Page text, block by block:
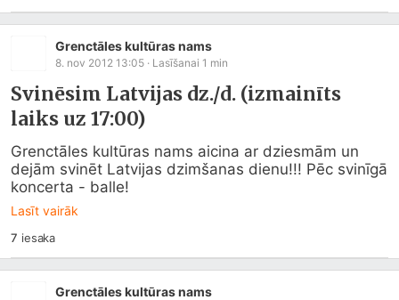
Grenctāles kultūras nams
8. nov 2012 13:05 · Lasīšanai 1 min
Svinēsim Latvijas dz./d. (izmainīts
laiks uz 17:00)
Grenctāles kultūras nams aicina ar dziesmām un
dejām svinēt Latvijas dzimšanas dienu!!! Pēc svinīgā
koncerta - balle!
Lasīt vairāk
7 iesaka
Grenctāles kultūras nams